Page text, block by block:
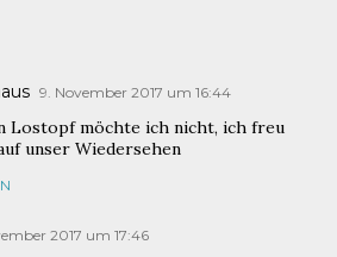
9. November 2017 um 16:44
Lostopf möchte ich nicht, ich freu
unser Wiedersehen
2017 um 17:46